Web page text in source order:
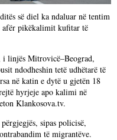
së diel ka ndaluar në tentim
afër pikëkalimit kufitar të
i linjës Mitrovicë–Beograd,
ndodheshin tetë udhëtarë të
në katin e dytë u gjetën 18
hyrjeje apo kalimi në
Klankosova.tv.
sipas policisë,
të migrantëve.